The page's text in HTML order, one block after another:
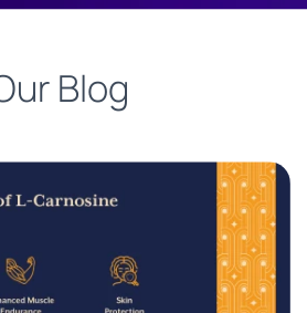
Blog